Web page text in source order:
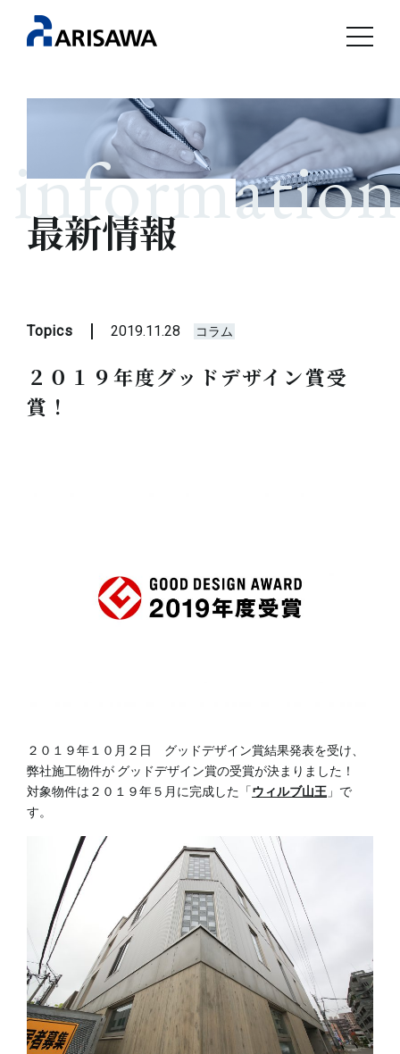
information
最新情報
Topics 2019.11.28 コラム
２０１９年度グッドデザイン賞受
賞！
２０１９年１０月２日 グッドデザイン賞結果発表を受け、
弊社施工物件が グッドデザイン賞の受賞が決まりました！
対象物件は２０１９年５月に完成した「ウィルブ山王 」で
す。